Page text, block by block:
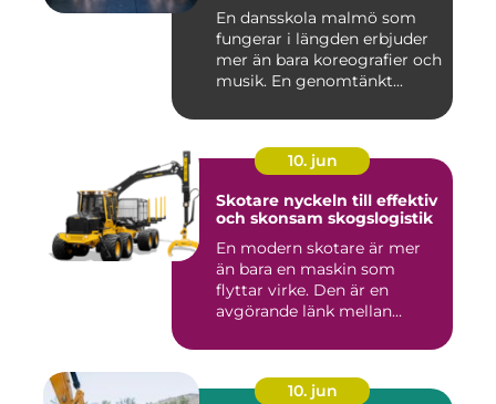
En dansskola malmö som
fungerar i längden erbjuder
mer än bara koreografier och
musik. En genomtänkt...
10. jun
Skotare nyckeln till effektiv
och skonsam skogslogistik
En modern skotare är mer
än bara en maskin som
flyttar virke. Den är en
avgörande länk mellan
10. jun